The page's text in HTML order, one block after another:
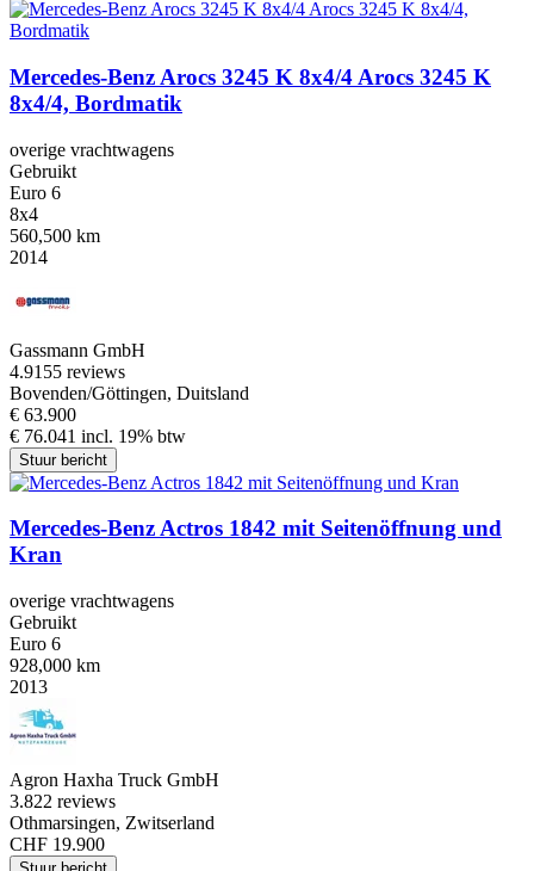
Mercedes-Benz Arocs 3245 K 8x4/4 Arocs 3245 K
8x4/4, Bordmatik
overige vrachtwagens
Gebruikt
Euro 6
8x4
560,500 km
2014
Gassmann GmbH
4.9155 reviews
Bovenden/Göttingen, Duitsland
€ 63.900
€ 76.041 incl. 19% btw
Stuur bericht
Mercedes-Benz Actros 1842 mit Seitenöffnung und
Kran
overige vrachtwagens
Gebruikt
Euro 6
928,000 km
2013
Agron Haxha Truck GmbH
3.822 reviews
Othmarsingen, Zwitserland
CHF 19.900